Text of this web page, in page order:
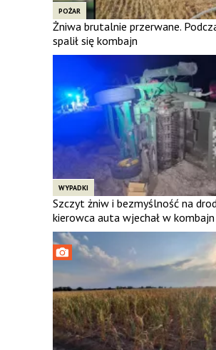
POŻAR
Żniwa brutalnie przerwane.
spalił się kombajn
WYPADKI
Szczyt żniw i bezmyślność na
kierowca auta wjechał w kombajn